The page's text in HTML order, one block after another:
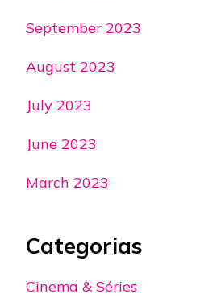
September 2023
August 2023
July 2023
June 2023
March 2023
Categorias
Cinema & Séries